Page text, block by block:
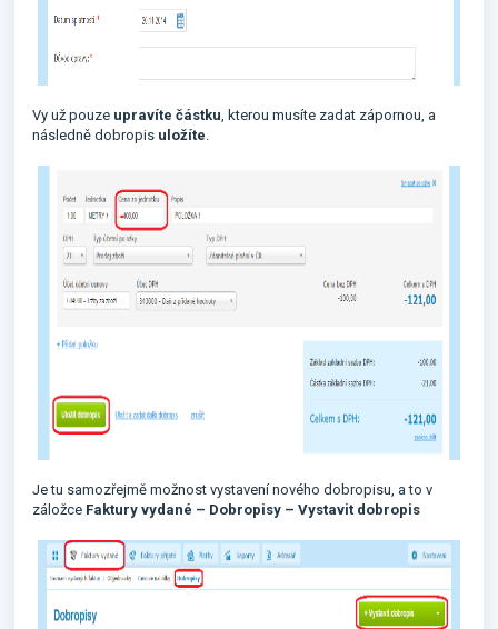
Vy už pouze upravíte částku, kterou musíte zadat zápornou, a
následně dobropis uložíte.
Je tu samozřejmě možnost vystavení nového dobropisu, a to v
záložce Faktury vydané – Dobropisy – Vystavit dobropis